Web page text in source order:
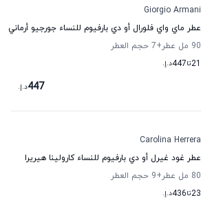
Giorgio Armani
عطر ماي واي فلورال أو دي بارفيوم للنساء جورجيو أرماني
90 مل عطر
+7
حجم العطر
21تا447د.إ.
447د.إ.
Carolina Herrera
عطر غود غيرل أو دي بارفيوم للنساء كارولينا هيريرا
80 مل عطر
+9
حجم العطر
23تا436د.إ.